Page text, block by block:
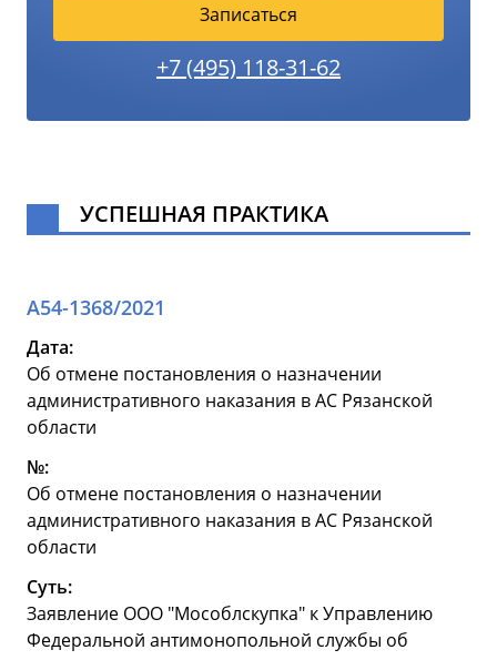
Записаться
+7 (495) 118-31-62
УСПЕШНАЯ ПРАКТИКА
А54-1368/2021
Дата:
Об отмене постановления о назначении
административного наказания в АС Рязанской
области
№:
Об отмене постановления о назначении
административного наказания в АС Рязанской
области
Суть:
Заявление ООО "Мособлскупка" к Управлению
Федеральной антимонопольной службы об